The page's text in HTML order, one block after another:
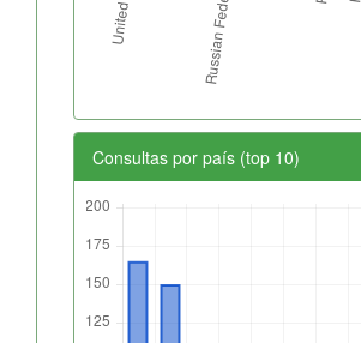
Consultas por país (top 10)